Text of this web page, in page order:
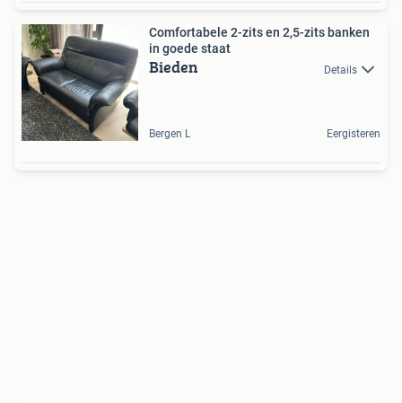
Comfortabele 2-zits en 2,5-zits banken
in goede staat
Bieden Details
Bergen L Eergisteren